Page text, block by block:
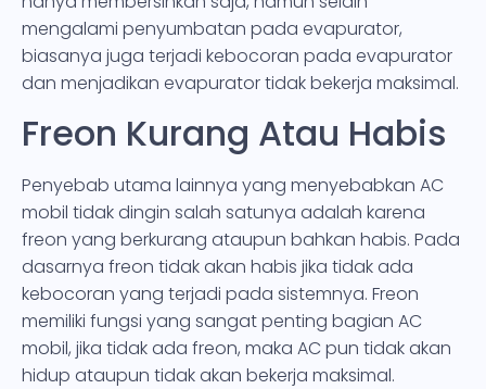
mengalami penyumbatan pada evapurator,
biasanya juga terjadi kebocoran pada evapurator
dan menjadikan evapurator tidak bekerja maksimal.
Freon Kurang Atau Habis
Penyebab utama lainnya yang menyebabkan AC
mobil tidak dingin salah satunya adalah karena
freon yang berkurang ataupun bahkan habis. Pada
dasarnya freon tidak akan habis jika tidak ada
kebocoran yang terjadi pada sistemnya. Freon
memiliki fungsi yang sangat penting bagian AC
mobil, jika tidak ada freon, maka AC pun tidak akan
hidup ataupun tidak akan bekerja maksimal.